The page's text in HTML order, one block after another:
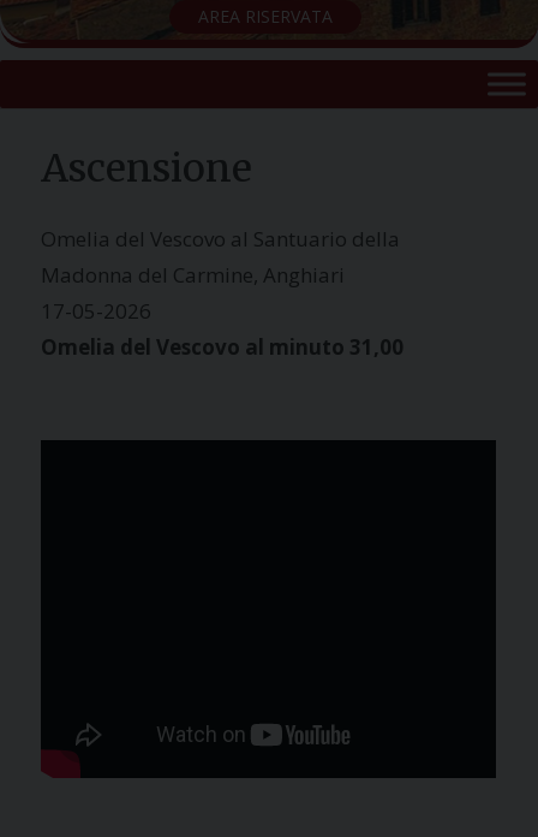
AREA RISERVATA
Ascensione
Omelia del Vescovo al Santuario della
Madonna del Carmine, Anghiari
17-05-2026
Omelia del Vescovo al minuto 31,00